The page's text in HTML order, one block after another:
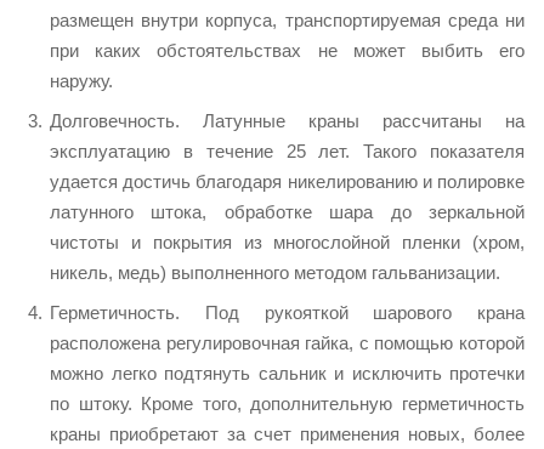
размещен внутри корпуса, транспортируемая среда ни
при каких обстоятельствах не может выбить его
наружу.
Долговечность. Латунные краны рассчитаны на
эксплуатацию в течение 25 лет. Такого показателя
удается достичь благодаря никелированию и полировке
латунного штока, обработке шара до зеркальной
чистоты и покрытия из многослойной пленки (хром,
никель, медь) выполненного методом гальванизации.
Герметичность. Под рукояткой шарового крана
расположена регулировочная гайка, с помощью которой
можно легко подтянуть сальник и исключить протечки
по штоку. Кроме того, дополнительную герметичность
краны приобретают за счет применения новых, более